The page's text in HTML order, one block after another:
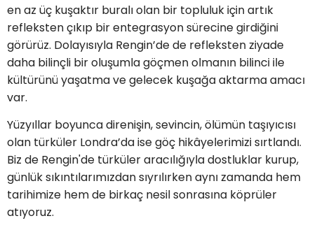
en az üç kuşaktır buralı olan bir topluluk için artık
refleksten çıkıp bir entegrasyon sürecine girdiğini
görürüz. Dolayısıyla Rengin’de de refleksten ziyade
daha bilinçli bir oluşumla göçmen olmanın bilinci ile
kültürünü yaşatma ve gelecek kuşağa aktarma amacı
var.
Yüzyıllar boyunca direnişin, sevincin, ölümün taşıyıcısı
olan türküler Londra’da ise göç hikâyelerimizi sırtlandı.
Biz de Rengin'de türküler aracılığıyla dostluklar kurup,
günlük sıkıntılarımızdan sıyrılırken aynı zamanda hem
tarihimize hem de birkaç nesil sonrasına köprüler
atıyoruz.